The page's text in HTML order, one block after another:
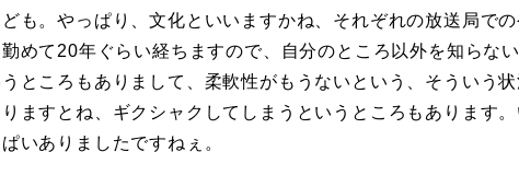
も。やっぱり、文化といいますかね、それぞれの放送局で
めて20年ぐらい経ちますので、自分のところ以外を知らな
ところもありまして、柔軟性がもうないという、そういう状
ますとね、ギクシャクしてしまうというところもあります
いありましたですねぇ。